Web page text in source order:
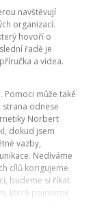
navštěvují
organizací.
hovoří o
řadě je
a videa.
Pomoci může také
odnese
Norbert
dokud jsem
vazby,
Nedíváme
cílů korigujeme
budeme si říkat
které pojmeme